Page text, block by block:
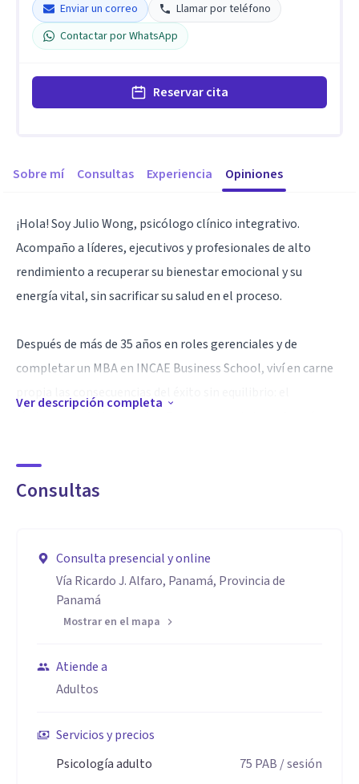
Enviar un correo
Llamar por teléfono
Contactar por WhatsApp
Reservar cita
Sobre mí Consultas Experiencia Opiniones
¡Hola! Soy Julio Wong, psicólogo clínico integrativo.
Acompaño a líderes, ejecutivos y profesionales de alto
rendimiento a recuperar su bienestar emocional y su
energía vital, sin sacrificar su salud en el proceso.
Después de más de 35 años en roles gerenciales y de
completar un MBA en INCAE Business School, viví en carne
desde la experiencia personal y la formación clínica, los
desafíos de quienes viven bajo alta presión.
herramientas basadas en evidencia y la ciencia del alto
rendimiento humano.
Especialidad
reconectarse con una vida más sostenible y significativa.
Trabajo desde un enfoque psicoterapéutico integrativo,
Ver descripción completa
Consultas
Consulta presencial y online
Vía Ricardo J. Alfaro, Panamá, Provincia de
Panamá
Mostrar en el mapa
Atiende a
Adultos
Servicios y precios
Psicología adulto
75 PAB / sesión